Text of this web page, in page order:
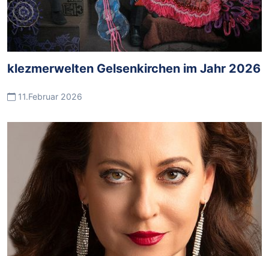
klezmerwelten Gelsenkirchen im Jahr 2026
11.Februar 2026